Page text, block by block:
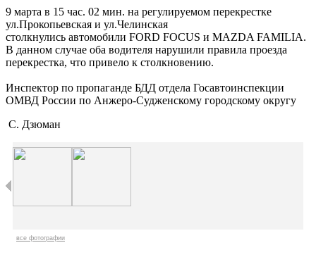
9 марта в 15 час. 02 мин. на регулируемом перекрестке
ул.Прокопьевская и ул.Челинская
столкнулись автомобили FORD FOCUS и MAZDA FAMILIA.
В данном случае оба водителя нарушили правила проезда
перекрестка, что привело к столкновению.
Инспектор по пропаганде БДД отдела Госавтоинспекции
ОМВД России по Анжеро-Судженскому городскому округу
С. Дзюман
все фотографии